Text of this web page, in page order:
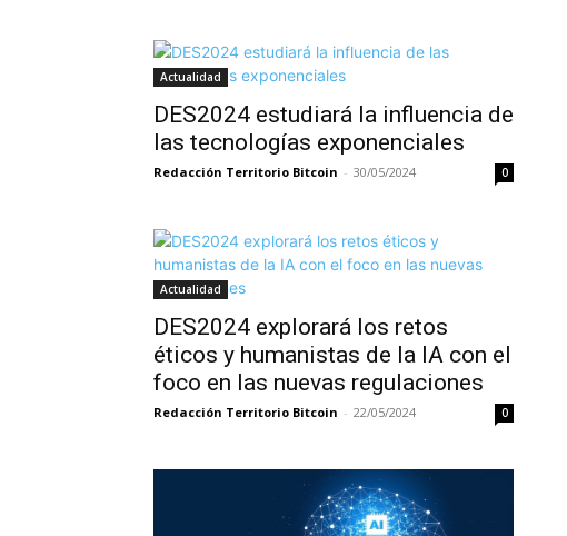
Actualidad
DES2024 estudiará la influencia de
las tecnologías exponenciales
Redacción Territorio Bitcoin - 30/05/2024 0
Actualidad
DES2024 explorará los retos
éticos y humanistas de la IA con el
foco en las nuevas regulaciones
Redacción Territorio Bitcoin - 22/05/2024 0